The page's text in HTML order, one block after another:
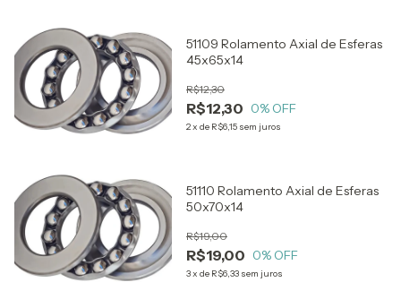
51109 Rolamento Axial de Esferas
45x65x14
R$12,30
R$12,30
0% OFF
2x de R$6,15 sem juros
51110 Rolamento Axial de Esferas
50x70x14
R$19,00
R$19,00
0% OFF
3x de R$6,33 sem juros